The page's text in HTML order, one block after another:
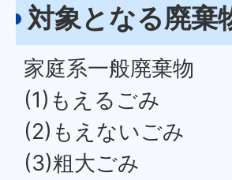
対象となる廃棄
家庭系一般廃棄物
(1)もえるごみ
(2)もえないごみ
(3)粗大ごみ